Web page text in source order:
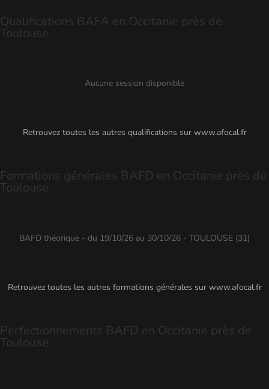
Qualifications BAFA en Occitanie près de
Toulouse
Aucune session disponible
Retrouvez toutes les autres qualifications sur www.afocal.fr
Formations générales BAFD en Occitanie près de
Toulouse
BAFD théorique - du 19/10/26 au 30/10/26 - TOULOUSE (31)
Retrouvez toutes les autres formations générales sur www.afocal.fr
Perfectionnements BAFD en Occitanie près de
Toulouse